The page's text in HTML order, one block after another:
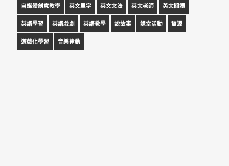
自媒體創意教學 英文單字 英文文法 英文老師 英文閱讀
英語學習 英語戲劇 英語教學 說故事 課堂活動 資源
遊戲化學習 音樂律動